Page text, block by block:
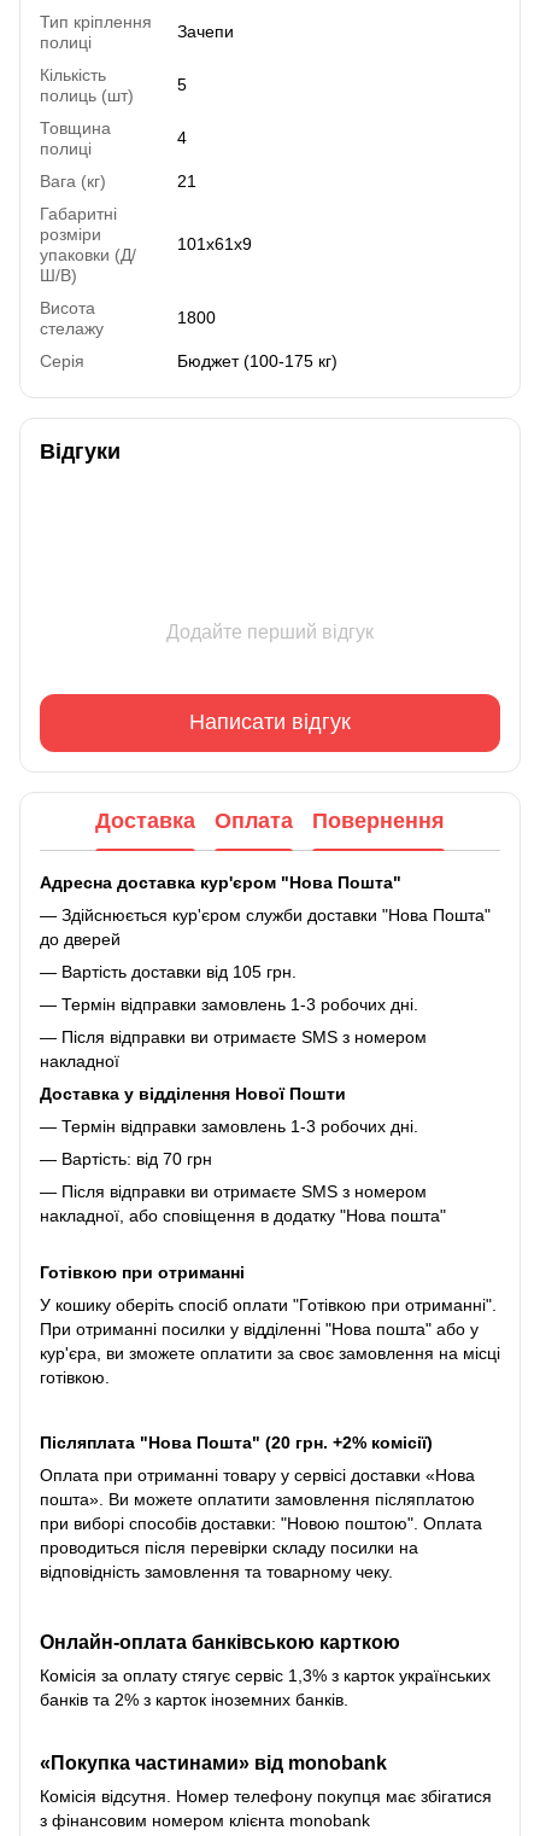
Тип кріплення
полиці
Зачепи
Кількість
полиць (шт)
5
Товщина
полиці
4
Вага (кг)
21
Габаритні
розміри
упаковки (Д/
Ш/В)
101х61х9
Висота
стелажу
1800
Серія Бюджет (100-175 кг)
Відгуки
Додайте перший відгук
Написати відгук
Доставка Оплата Повернення
Адресна доставка кур'єром "Нова Пошта"
— Здійснюється кур'єром служби доставки "Нова Пошта"
до дверей
— Вартість доставки від 105 грн.
— Термін відправки замовлень 1-3 робочих дні.
— Після відправки ви отримаєте SMS з номером
накладної
Доставка у відділення Нової Пошти
— Термін відправки замовлень 1-3 робочих дні.
— Вартість: від 70 грн
— Після відправки ви отримаєте SMS з номером
накладної, або сповіщення в додатку "Нова пошта"
Готівкою при отриманні
У кошику оберіть спосіб оплати "Готівкою при отриманні".
При отриманні посилки у відділенні "Нова пошта" або у
кур'єра, ви зможете оплатити за своє замовлення на місці
готівкою.
Післяплата "Нова Пошта" (20 грн. +2% комісії)
Оплата при отриманні товару у сервісі доставки «Нова
пошта». Ви можете оплатити замовлення післяплатою
при виборі способів доставки: "Новою поштою". Оплата
проводиться після перевірки складу посилки на
відповідність замовлення та товарному чеку.
Онлайн-оплата банківською карткою
Комісія за оплату стягує сервіс 1,3% з карток українських
банків та 2% з карток іноземних банків.
«Покупка частинами» від monobank
Комісія відсутня. Номер телефону покупця має збігатися
з фінансовим номером клієнта monobank